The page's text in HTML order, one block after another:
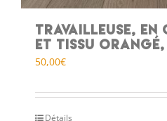
Travailleuse,
et tissu orangé,
50,00€
Détails